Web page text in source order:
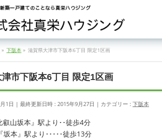
» 下阪本 » 滋賀県大津市下阪本6丁目 限定1区画
市下阪本6丁目 限定1区画
1日 最終更新日時 : 2015年9月27日 カテゴリー : 下阪本
叡山坂本』駅より･･徒歩4分
坂本』駅より･････徒歩13分